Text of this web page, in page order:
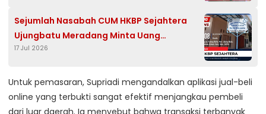
Sejumlah Nasabah CUM HKBP Sejahtera
Ujungbatu Meradang Minta Uang
dikembalikan
17 Jul 2026
Untuk pemasaran, Supriadi mengandalkan aplikasi jual-beli
online yang terbukti sangat efektif menjangkau pembeli
dari luar daerah. Ia menyebut bahwa transaksi terbanyak